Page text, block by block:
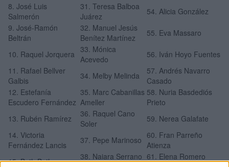
8. José Luis
Salmerón
31. Teresa Balboa
Juárez
54. Alicia González
9. José-Ramón
Beltrán
32. Manuel Jesús
Benítez Martínez
55. Eva Massaro
10. Raquel Jorquera
33. Mónica
Acevedo
56. Iván Hoyo Fuentes
11. Rafael Bellver
Galbis
34. Melby Melinda
57. Andrés Navarro
Casado
12. Estefanía
Escudero Fernández
35. Marc Cabanillas
Ameller
58. Nuria Basdediós
Prieto
13. Rubén Ramírez
36. Raquel Cano
Soler
59. Nerea Galafate
14. Victoria
Fernández Lancis
37. Pepe Marinoso 60. Fran Parreño
Atienza
15. Beth Beth
38. Naiara Serrano 61. Elena Romero